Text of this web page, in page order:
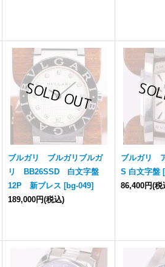
ブルガリ ブルガリブルガ
リ BB26SSD 白文字盤
12P 新ブレス [bg-049]
189,000円(税込)
ブルガリ
S 白文字盤 [
86,400円(税